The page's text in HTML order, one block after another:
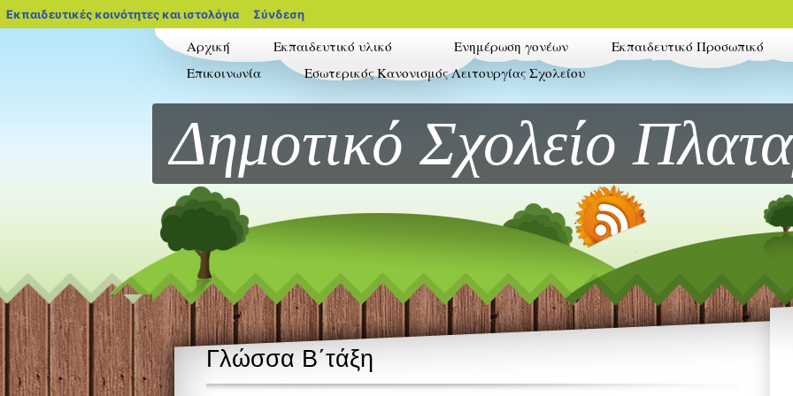
Εκπαιδευτικές κοινότητες και ιστολόγια blogs.sch.gr
Σύνδεση
Αρχική Εκπαιδευτικό υλικό Ενημέρωση γονέων
Εκπαιδευτικό Προσωπικό
Επικοινωνία
Εσωτερικός Κανονισμός Λειτουργίας Σχολείου
Δημοτικό Σχολείο
Γλώσσα Β΄τάξη